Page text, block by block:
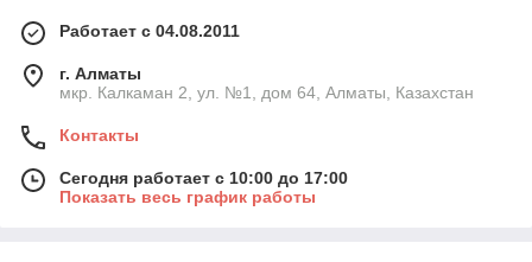
Работает с 04.08.2011
г. Алматы
мкр. Калкаман 2, ул. №1, дом 64, Алматы, Казахстан
Контакты
Сегодня работает с 10:00 до 17:00
Показать весь график работы